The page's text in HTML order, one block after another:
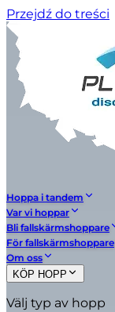
Przejdź do treści
Hoppa i tandem
Var vi hoppar
Bli fallskärmshoppare
För fallskärmshoppare
Om oss
KÖP HOPP
Välj typ av hopp